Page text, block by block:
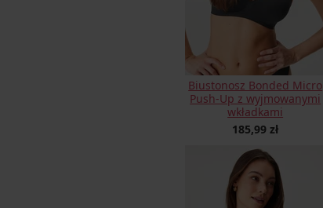
Biustonosz Bonded Micro
Push-Up z wyjmowanymi
wkładkami
185,99 zł